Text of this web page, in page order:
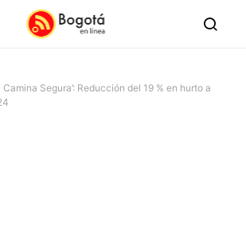
Camina Segura’: Reducción del 19 % en hurto a